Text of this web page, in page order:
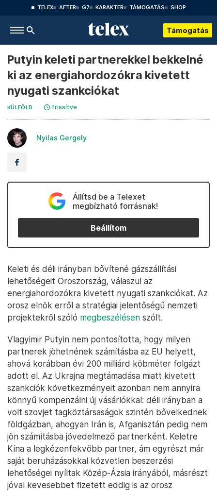
TELEX AFTER G7 KARAKTER TÁMOGATÁS SHOP
Támogatás
Putyin keleti partnerekkel bekkelné
ki az energiahordozókra kivetett
nyugati szankciókat
KÜLFÖLD frissítve
Nyilas Gergely
Állítsd be a Telexet
megbízható forrásnak!
Beállítom
Keleti és déli irányban bővítené gázszállítási
lehetőségeit Oroszország, válaszul az
energiahordozókra kivetett nyugati szankciókat. Az
orosz elnök erről a stratégiai jelentőségű nemzeti
projektekről szóló megbeszélésen szólt.
Vlagyimir Putyin nem pontosította, hogy milyen
partnerek jöhetnének számításba az EU helyett,
ahová korábban évi 200 milliárd köbméter folgázt
adott el. Az Ukrajna megtámadása miatt kivetett
szankciók következményeit azonban nem annyira
könnyű kompenzálni új vásárlókkal: déli irányban a
volt szovjet tagköztársaságok szintén bővelkednek
földgázban, ahogyan Irán is, Afganisztán pedig nem
jön számításba jövedelmező partnerként. Keletre
Kína a legkézenfekvőbb partner, ám egyrészt már
saját beruházásokkal közvetlen beszerzési
lehetőségei nyíltak Közép-Ázsia irányából, másrészt
jóval kevesebbet fizetett eddig is az orosz